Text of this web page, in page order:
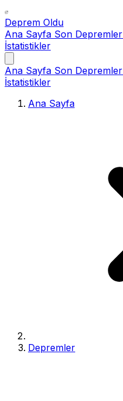
Deprem Oldu
Ana Sayfa Son Depremler
İstatistikler
Ana Sayfa Son Depremler
İstatistikler
Ana Sayfa
Depremler